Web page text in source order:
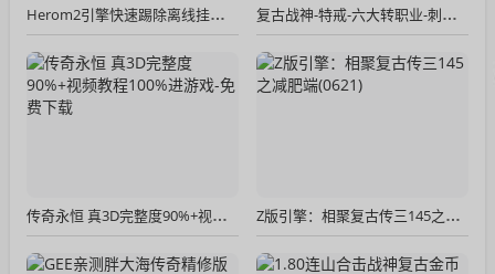
Herom2引擎快速踢除离线挂机人物列表 复古战神-特戒-六大转职业-刺客完全隐身-完美无漏洞开服版
传奇永恒 真3D完整度90%+视频教程100%进游戏-免费下载 Z版引擎：相聚复古传三145之减肥端(0621)